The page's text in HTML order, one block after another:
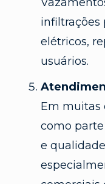
infiltrações
elétricos,
usuários.
Em muitas
como
e